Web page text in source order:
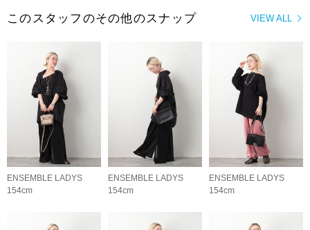
VIEW ALL
このスタッフのその他のスナップ
ENSEMBLE LADYS
154cm
ENSEMBLE LADYS
154cm
ENSEMBLE LADYS
154cm